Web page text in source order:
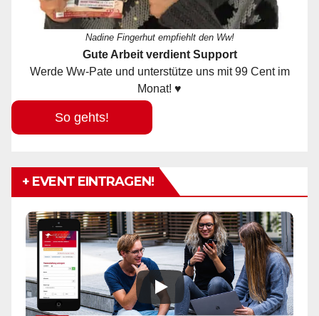
Nadine Fingerhut empfiehlt den Ww!
Gute Arbeit verdient Support
Werde Ww-Pate und unterstütze uns mit 99 Cent im
Monat! ♥
So gehts!
+ EVENT EINTRAGEN!